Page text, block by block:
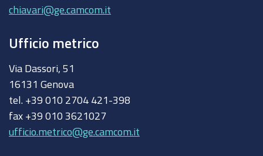
chiavari@ge.camcom.it
Ufficio metrico
Via Dassori, 51
16131 Genova
tel. +39 010 2704 421-398
fax +39 010 3621027
ufficio.metrico@ge.camcom.it